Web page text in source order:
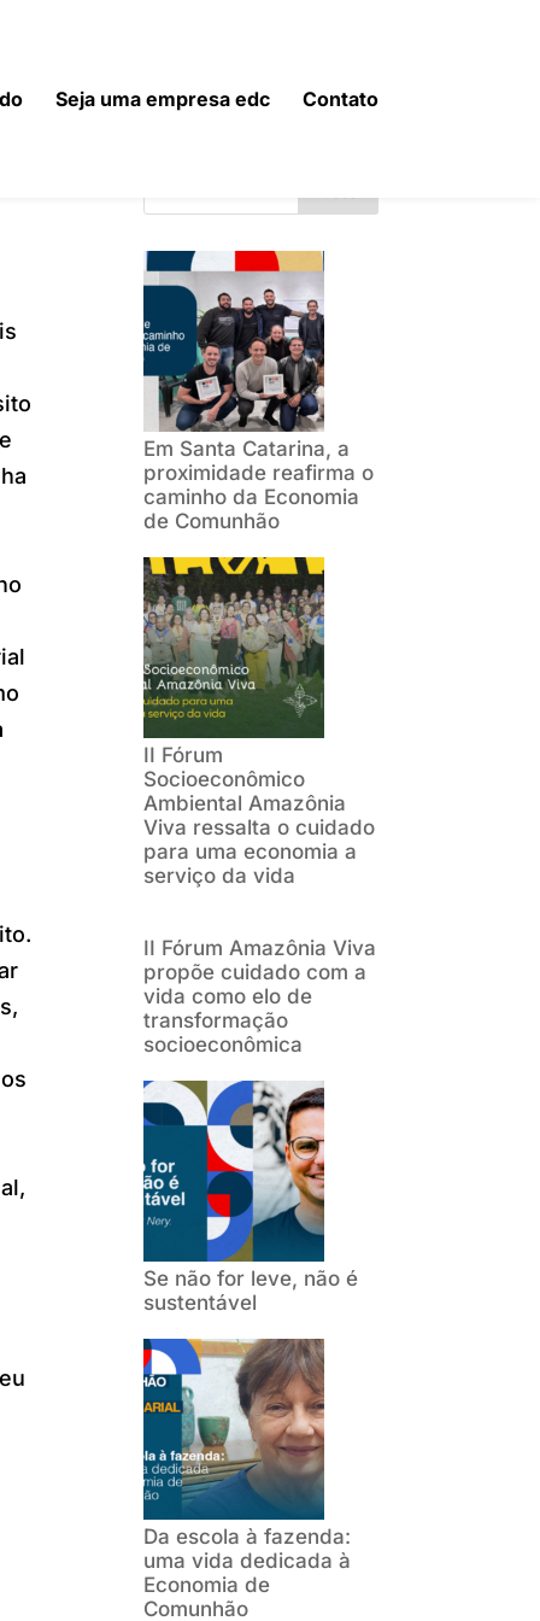
Seja uma empresa edc Contato
Em Santa Catarina, a
proximidade reafirma o
caminho da Economia
de Comunhão
II Fórum
Socioeconômico
Ambiental Amazônia
Viva ressalta o cuidado
para uma economia a
serviço da vida
II Fórum Amazônia Viva
propõe cuidado com a
vida como elo de
transformação
socioeconômica
Se não for leve, não é
sustentável
Da escola à fazenda:
uma vida dedicada à
Economia de
Comunhão